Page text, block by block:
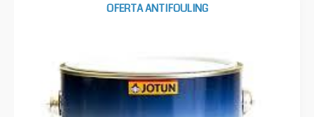
OFERTA ANTIFOULING